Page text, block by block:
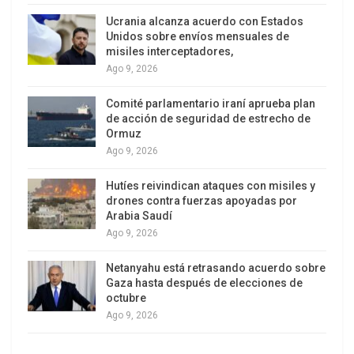
Desde una óptica socialista dogmática, los
cambios realizados pudieran ser considerados
por el sector gubernamental solo como una
el viraje realizado en estos términos pudiera
representar una gran equivocación. La experiencia
histórica de los diversos intentos de
de un tiempo prolongado para que se construyan
y se hagan predominantes nuevas relaciones
sociales de cooperación en la sociedad en
Por supuesto, los cambios pueden acelerarse,
pero sin desconocer las realidades. Una de ellas
Ucrania alcanza acuerdo con Estados
Unidos sobre envíos mensuales de
misiles interceptadores,
Ago 9, 2026
Comité parlamentario iraní aprueba plan
de acción de seguridad de estrecho de
Ormuz
Ago 9, 2026
Hutíes reivindican ataques con misiles y
drones contra fuerzas apoyadas por
Arabia Saudí
Ago 9, 2026
Netanyahu está retrasando acuerdo sobre
Gaza hasta después de elecciones de
octubre
Ago 9, 2026